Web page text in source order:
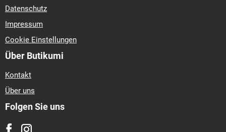
Datenschutz
Impressum
Cookie Einstellungen
Über Butikumi
Kontakt
Über uns
Folgen Sie uns